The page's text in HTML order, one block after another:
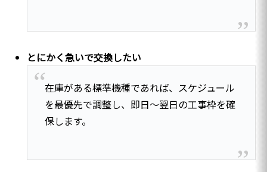
とにかく急いで交換したい
在庫がある標準機種であれば、スケジュール
を最優先で調整し、即日〜翌日の工事枠を確
保します。